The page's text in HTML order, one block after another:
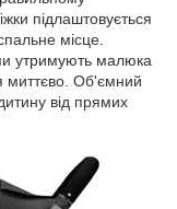
підлаштовується
місце.
утримують малюка
миттєво. Об'ємний
від прямих